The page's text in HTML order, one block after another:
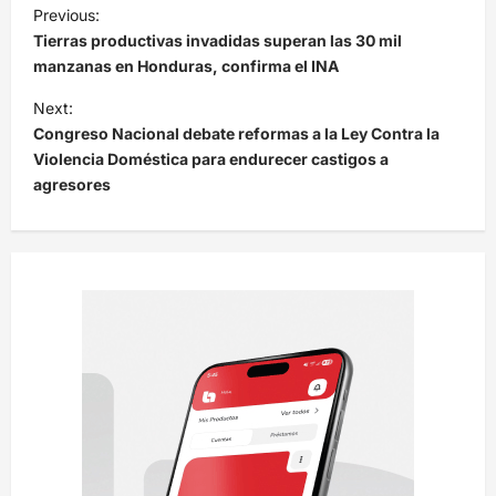
a
v
e
g
a
Previous:
Tierras productivas invadidas superan las 30 mil
manzanas en Honduras, confirma el INA
Next:
Congreso Nacional debate reformas a la Ley Contra la
Violencia Doméstica para endurecer castigos a
agresores